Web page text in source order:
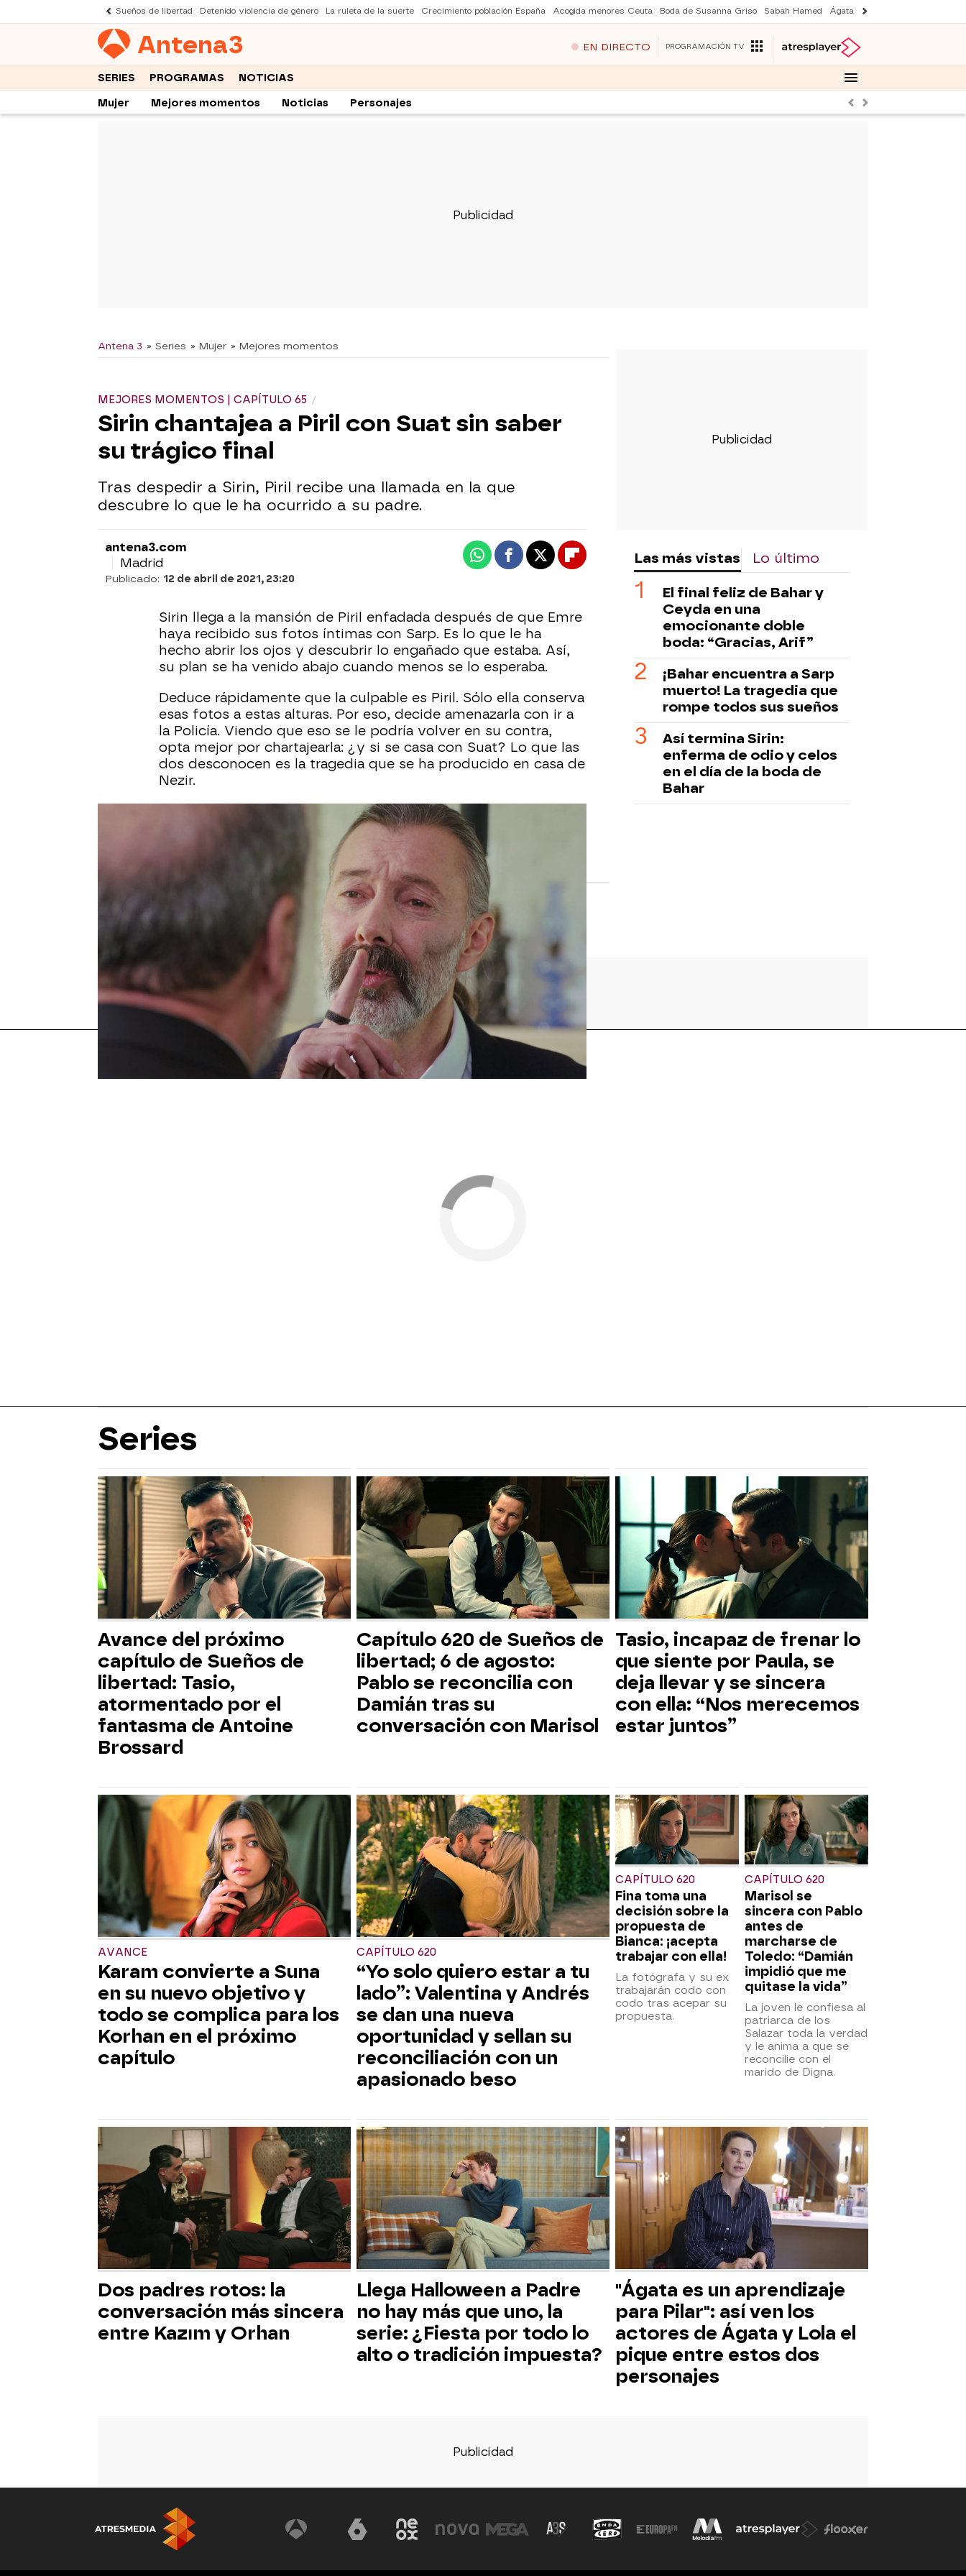
Sueños de libertad Detenido violencia de género La ruleta de la suerte Crecimiento población España Acogida menores Ceuta Boda de Susanna Griso Sabah Hamed Ágata y Lola
Antena3 EN DIRECTO PROGRAMACIÓN TV
SERIES PROGRAMAS NOTICIAS
Mujer Mejores momentos Noticias Personajes AnteriorSiguiente
-
Antena 3 » Series » Mujer » Mejores momentos
MEJORES MOMENTOS | CAPÍTULO 65
Sirin chantajea a Piril con Suat sin saber
su trágico final
Tras despedir a Sirin, Piril recibe una llamada en la que
descubre lo que le ha ocurrido a su padre.
antena3.com
Madrid
Publicado: 12 de abril de 2021, 23:20
WhatsappFacebook
X Flipboard
Sirin llega a la mansión de Piril enfadada después de que Emre
haya recibido sus fotos íntimas con Sarp. Es lo que le ha
hecho abrir los ojos y descubrir lo engañado que estaba. Así,
su plan se ha venido abajo cuando menos se lo esperaba.
Deduce rápidamente que la culpable es Piril. Sólo ella conserva
esas fotos a estas alturas. Por eso, decide amenazarla con ir a
la Policía. Viendo que eso se le podría volver en su contra,
opta mejor por chartajearla: ¿y si se casa con Suat? Lo que las
dos desconocen es la tragedia que se ha producido en casa de
Nezir.
Tras despedir a Sirin, Piril recibe una llamada. Ella descubre lo
sucedido y lanza un grito estremecedor. Sirin escucha su
lamento sin entender aún qué ha pasado.
Las más vistas Lo último
El final feliz de Bahar y
Ceyda en una
emocionante doble
boda: “Gracias, Arif”
¡Bahar encuentra a Sarp
muerto! La tragedia que
rompe todos sus sueños
Así termina Sirin:
enferma de odio y celos
en el día de la boda de
Bahar
Series
Avance del próximo
capítulo de Sueños de
libertad: Tasio,
atormentado por el
fantasma de Antoine
Brossard
Capítulo 620 de Sueños de
libertad; 6 de agosto:
Pablo se reconcilia con
Damián tras su
conversación con Marisol
Tasio, incapaz de frenar lo
que siente por Paula, se
deja llevar y se sincera
con ella: “Nos merecemos
estar juntos”
AVANCE
Karam convierte a Suna
en su nuevo objetivo y
todo se complica para los
Korhan en el próximo
capítulo
CAPÍTULO 620
“Yo solo quiero estar a tu
lado”: Valentina y Andrés
se dan una nueva
oportunidad y sellan su
reconciliación con un
apasionado beso
CAPÍTULO 620
Fina toma una
decisión sobre la
propuesta de
Bianca: ¡acepta
trabajar con ella!
La fotógrafa y su ex
trabajarán codo con
codo tras acepar su
propuesta.
CAPÍTULO 620
Marisol se
sincera con Pablo
antes de
marcharse de
Toledo: “Damián
impidió que me
quitase la vida”
La joven le confiesa al
patriarca de los
Salazar toda la verdad
y le anima a que se
reconcilie con el
marido de Digna.
Dos padres rotos: la
conversación más sincera
entre Kazım y Orhan
Llega Halloween a Padre
no hay más que uno, la
serie: ¿Fiesta por todo lo
alto o tradición impuesta?
"Ágata es un aprendizaje
para Pilar": así ven los
actores de Ágata y Lola el
pique entre estos dos
personajes